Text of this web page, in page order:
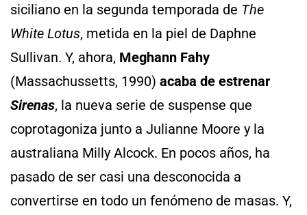
siciliano en la segunda temporada de The
White Lotus, metida en la piel de Daphne
Sullivan. Y, ahora, Meghann Fahy
(Massachussetts, 1990) acaba de estrenar
Sirenas, la nueva serie de suspense que
coprotagoniza junto a Julianne Moore y la
australiana Milly Alcock. En pocos años, ha
pasado de ser casi una desconocida a
convertirse en todo un fenómeno de masas. Y,